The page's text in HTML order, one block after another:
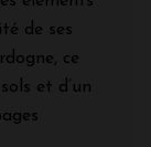
de ses
ce
et d’un